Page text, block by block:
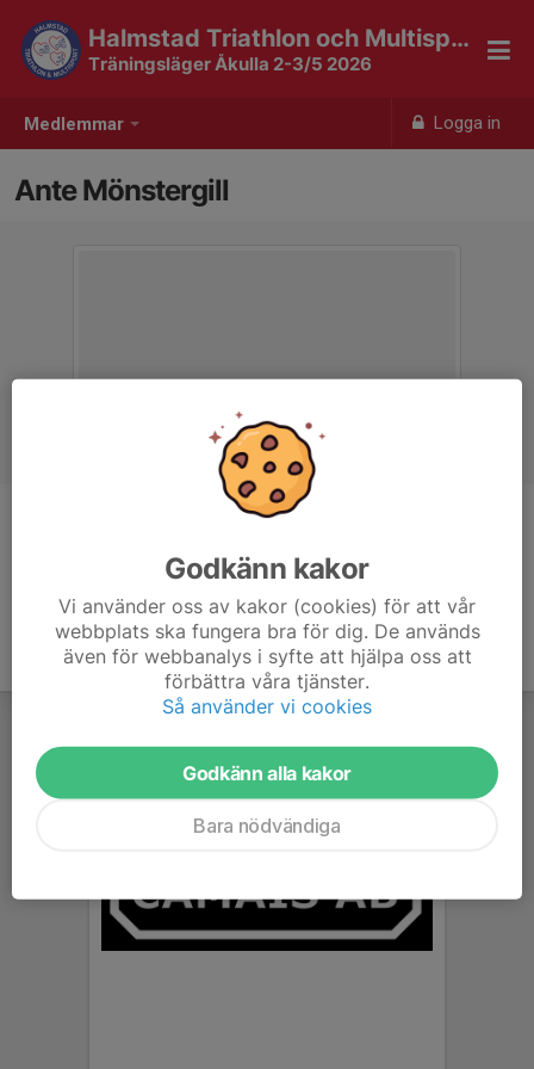
Medlemmar Logga in
Halmstad Triathlon och Multisport
Träningsläger Åkulla 2-3/5 2026
Ante Mönstergill
Godkänn kakor
Vi använder oss av kakor (cookies) för att vår
webbplats ska fungera bra för dig. De används
även för webbanalys i syfte att hjälpa oss att
förbättra våra tjänster.
Så använder vi cookies
Godkänn alla kakor
Bara nödvändiga